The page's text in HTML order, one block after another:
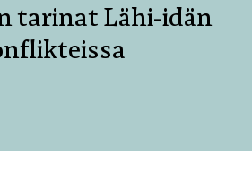
tarinat Lähi-idän